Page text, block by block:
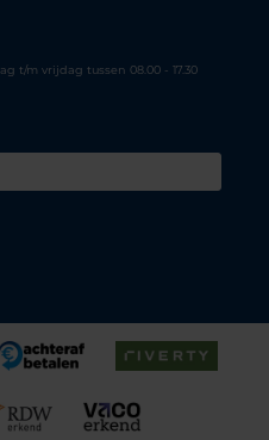
t/m vrijdag tussen 08.00 - 17.30